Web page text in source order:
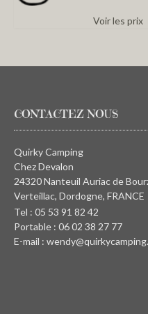
Voir les prix
CONTACTEZ NOUS
Quirky Camping
Chez Devalon
24320 Nanteuil Auriac de
Verteillac, Dordogne, FRANCE
Tel : 05 53 91 82 42
Portable : 06 02 38 27 77
E-mail :